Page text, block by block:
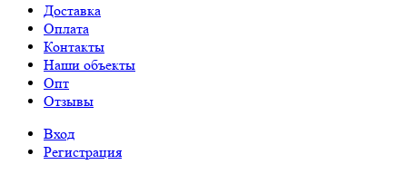
Доставка
Оплата
Контакты
Наши объекты
Опт
Отзывы
Вход
Регистрация